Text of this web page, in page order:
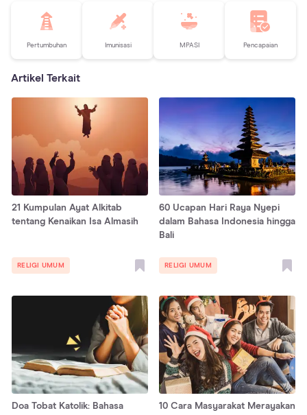
Pertumbuhan Imunisasi MPASI Pencapaian
Artikel Terkait
21 Kumpulan Ayat Alkitab
tentang Kenaikan Isa Almasih
RELIGI UMUM
60 Ucapan Hari Raya Nyepi
dalam Bahasa Indonesia hingga
Bali
RELIGI UMUM
Doa Tobat Katolik: Bahasa
10 Cara Masyarakat Merayakan